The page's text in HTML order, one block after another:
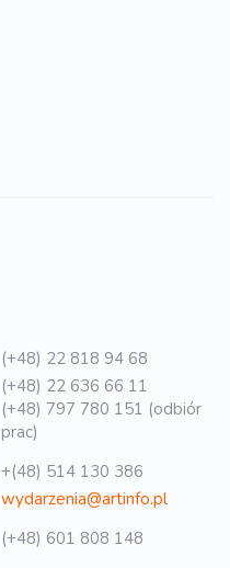
(+48) 22 818 94 68
(+48) 22 636 66 11
(+48) 797 780 151 (odbiór
prac)
+(48) 514 130 386
wydarzenia@artinfo.pl
(+48) 601 808 148